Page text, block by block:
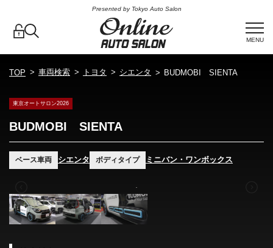
Presented by Tokyo Auto Salon
MENU
TOP 車両検索 トヨタ シエンタ BUDMOBI SIENTA
東京オートサロン2026
BUDMOBI SIENTA
ベース車両 シエンタ ボディタイプ ミニバン・ワンボックス